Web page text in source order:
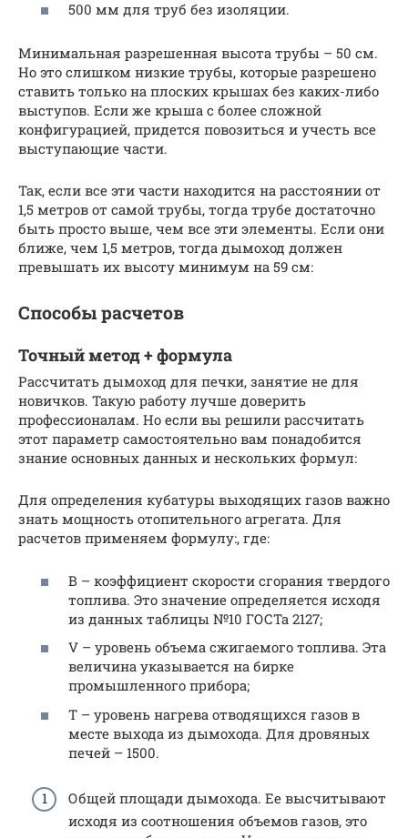
500 мм для труб без изоляции.
Минимальная разрешенная высота трубы – 50 см.
Но это слишком низкие трубы, которые разрешено
ставить только на плоских крышах без каких-либо
выступов. Если же крыша с более сложной
конфигурацией, придется повозиться и учесть все
выступающие части.
Так, если все эти части находится на расстоянии от
1,5 метров от самой трубы, тогда трубе достаточно
быть просто выше, чем все эти элементы. Если они
ближе, чем 1,5 метров, тогда дымоход должен
превышать их высоту минимум на 59 см:
Способы расчетов
Точный метод + формула
Рассчитать дымоход для печки, занятие не для
новичков. Такую работу лучше доверить
профессионалам. Но если вы решили рассчитать
этот параметр самостоятельно вам понадобится
знание основных данных и нескольких формул:
Для определения кубатуры выходящих газов важно
знать мощность отопительного агрегата. Для
расчетов применяем формулу:, где:
В – коэффициент скорости сгорания твердого
топлива. Это значение определяется исходя
из данных таблицы №10 ГОСТа 2127;
V – уровень объема сжигаемого топлива. Эта
величина указывается на бирке
промышленного прибора;
Т – уровень нагрева отводящихся газов в
месте выхода из дымохода. Для дровяных
печей – 1500.
Общей площади дымохода. Ее высчитывают
исходя из соотношения объемов газов, это